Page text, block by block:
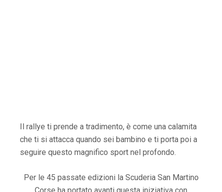
Il rallye ti prende a tradimento, è come una calamita
che ti si attacca quando sei bambino e ti porta poi a
seguire questo magnifico sport nel profondo.
Per le 45 passate edizioni la Scuderia San Martino
Corse ha portato avanti questa iniziativa con